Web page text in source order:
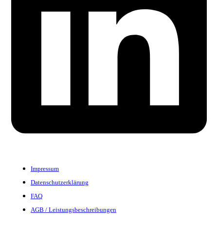
Impressum
Datenschutzerklärung
FAQ
AGB / Leistungsbeschreibungen